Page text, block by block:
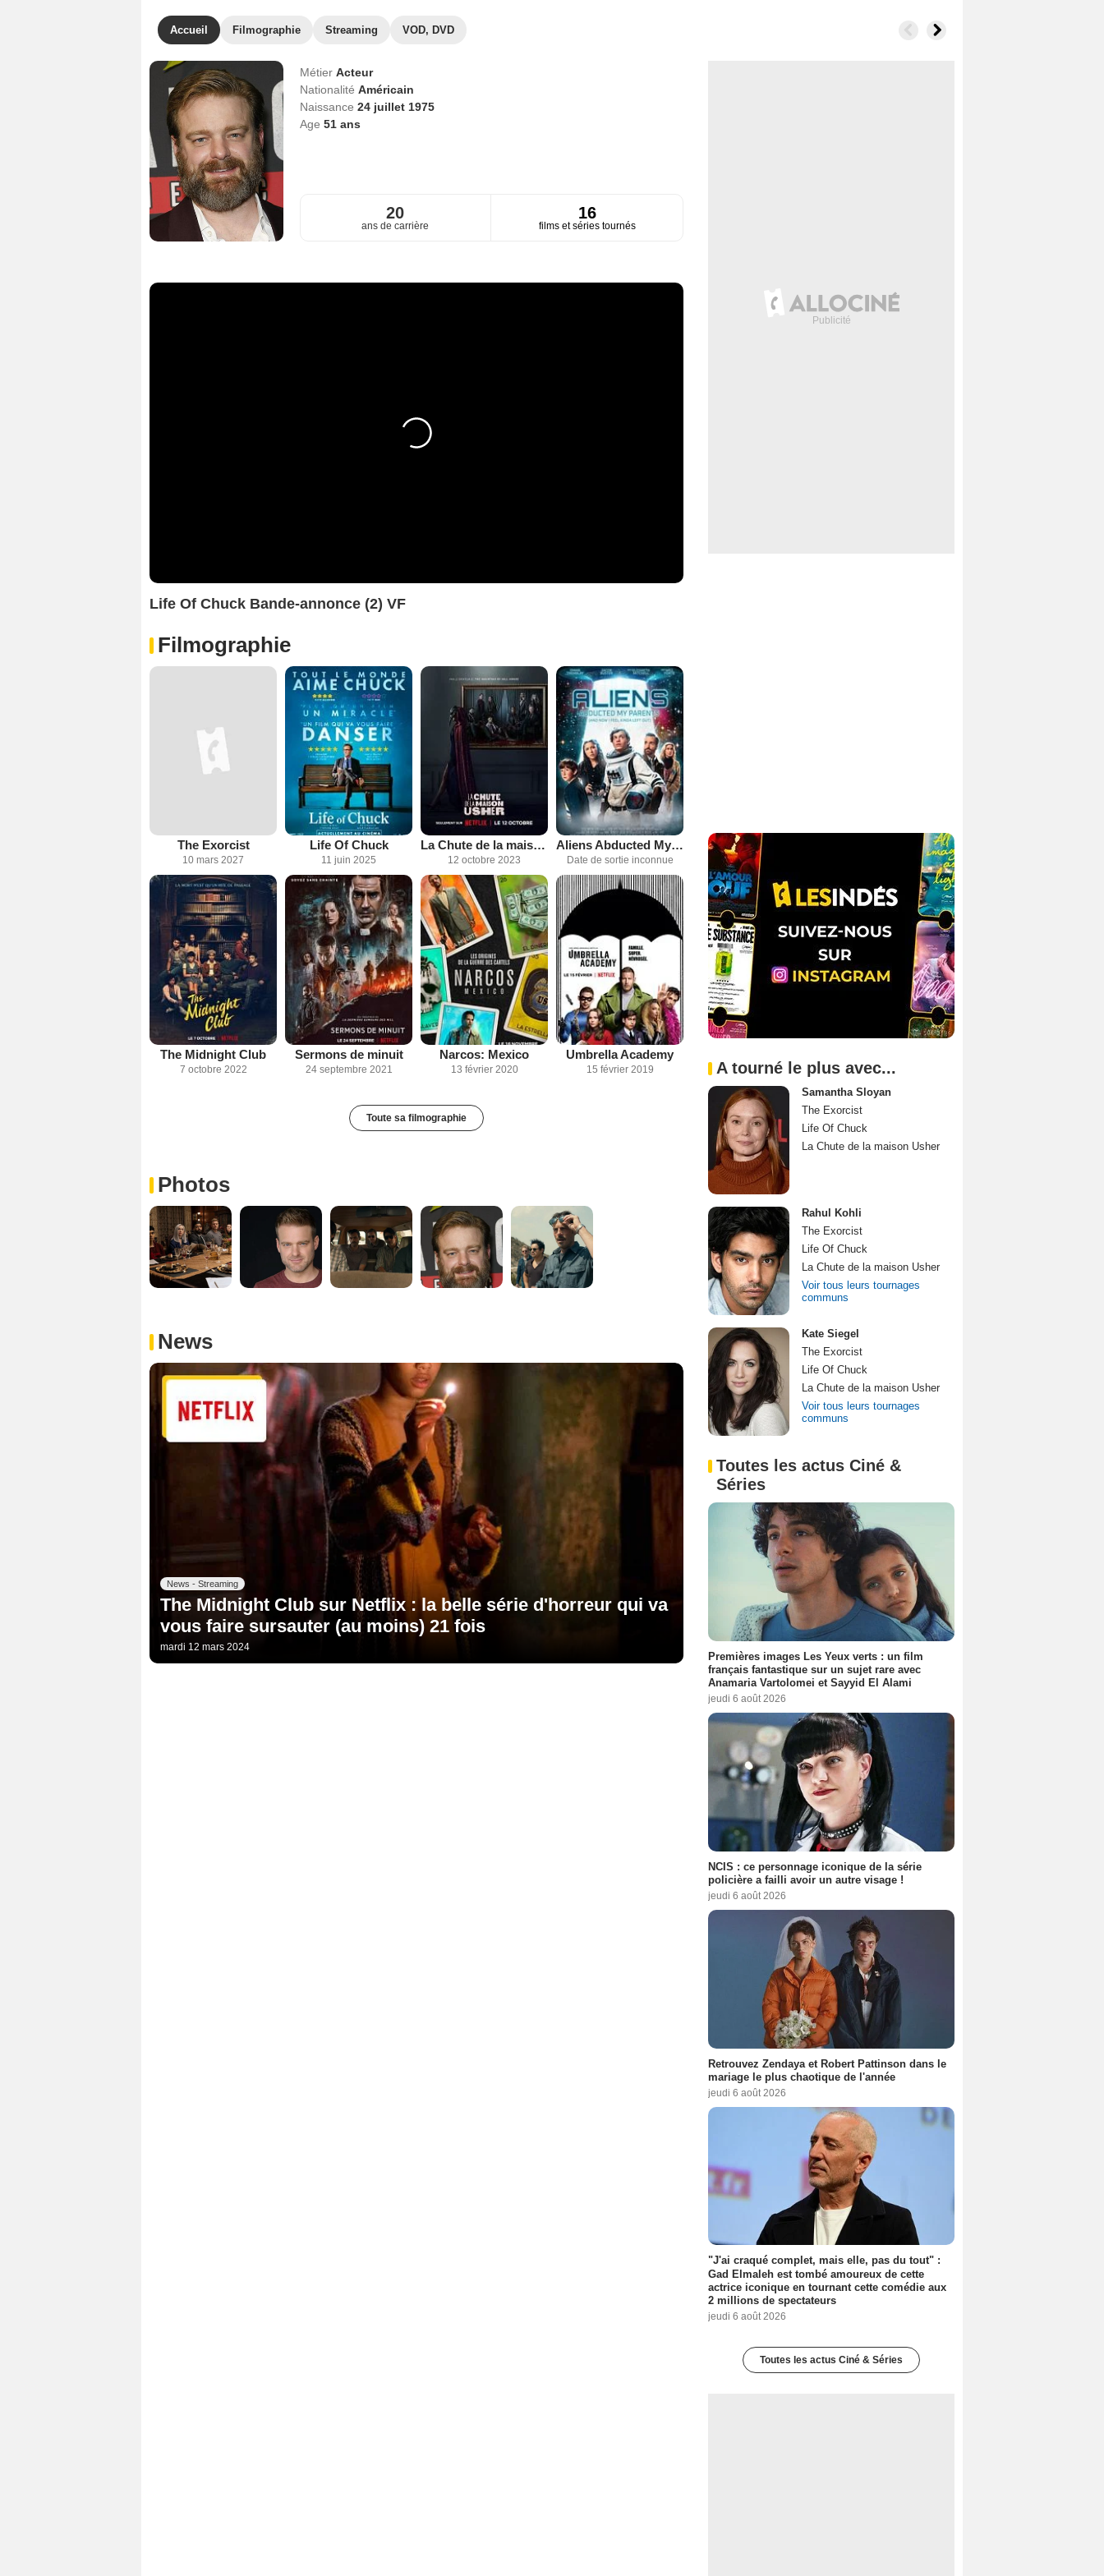
Accueil Filmographie Streaming VOD, DVD
Métier Acteur
Nationalité Américain
Naissance 24 juillet 1975
Age 51ans
20
ans de carrière
16
films et séries tournés
Life Of Chuck Bande-annonce (2) VF
Filmographie
The Exorcist
10 mars 2027
Life Of Chuck
11 juin 2025
La Chute de la maison Usher
12 octobre 2023
Aliens Abducted My Parents (and Now I Feel Kinda Left Out)
Date de sortie inconnue
The Midnight Club
7 octobre 2022
Sermons de minuit
24 septembre 2021
Narcos: Mexico
13 février 2020
Umbrella Academy
15 février 2019
Toute sa filmographie
Photos
News
News - Streaming
The Midnight Club sur Netflix : la belle série d'horreur qui va
vous faire sursauter (au moins) 21 fois
mardi 12 mars 2024
A tourné le plus avec...
Samantha Sloyan
The Exorcist
Life Of Chuck
La Chute de la maison Usher
Rahul Kohli
The Exorcist
Life Of Chuck
La Chute de la maison Usher
Voir tous leurs tournages
communs
Kate Siegel
The Exorcist
Life Of Chuck
La Chute de la maison Usher
Voir tous leurs tournages
communs
Toutes les actus Ciné &
Séries
Premières images Les Yeux verts : un film
français fantastique sur un sujet rare avec
Anamaria Vartolomei et Sayyid El Alami
jeudi 6 août 2026
NCIS : ce personnage iconique de la série
policière a failli avoir un autre visage !
jeudi 6 août 2026
Retrouvez Zendaya et Robert Pattinson dans le
mariage le plus chaotique de l'année
jeudi 6 août 2026
"J'ai craqué complet, mais elle, pas du tout" :
Gad Elmaleh est tombé amoureux de cette
actrice iconique en tournant cette comédie aux
2 millions de spectateurs
jeudi 6 août 2026
Toutes les actus Ciné & Séries